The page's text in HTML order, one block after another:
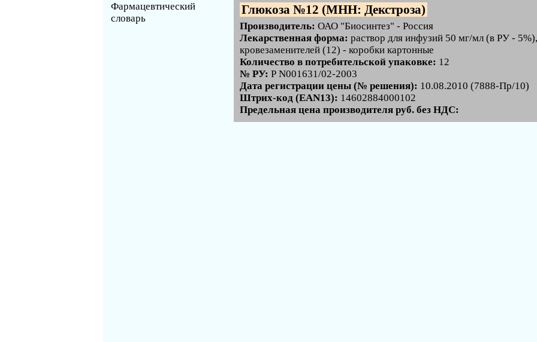
Фармацевтический
словарь
Глюкоза №12 (МНН: Декстроза)
Производитель: ОАО "Биосинтез" - Россия
Лекарственная форма: раствор для инфузий 50 мг/мл (в РУ -
кровезаменителей (12) - коробки картонные
Количество в потребительской упаковке: 12
№ РУ: Р N001631/02-2003
Дата регистрации цены (№ решения): 10.08.2010 (7888-Пр/10)
Штрих-код (EAN13): 14602884000102
Предельная цена производителя руб. без НДС: